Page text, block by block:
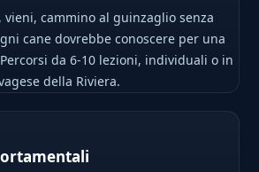
vieni, cammino al guinzaglio senza
cane dovrebbe conoscere per una
da 6-10 lezioni, individuali o in
della Riviera.